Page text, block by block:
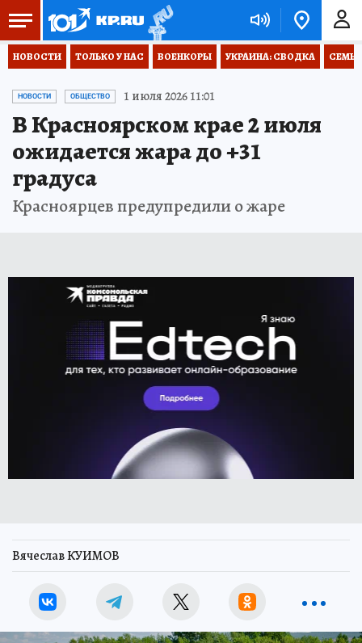
НОВОСТИ ТОЛЬКО У НАС ВОЕНКОРЫ УКРАИНА: СВОДКА
НОВОСТИ ОБЩЕСТВО 1 июля 2026 11:01
В Красноярском крае 2 июля
ожидается жара до +31
градуса
Красноярцев предупредили о жаре
Вячеслав КУИМОВ